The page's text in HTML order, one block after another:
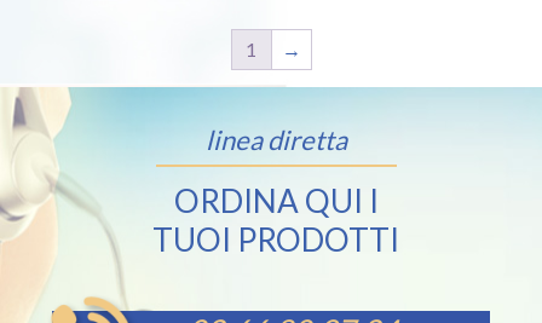
1 →
linea diretta
ORDINA QUI I
TUOI PRODOTTI